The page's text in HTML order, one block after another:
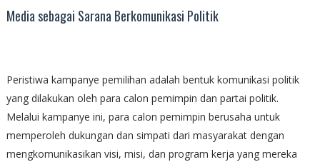
Media sebagai Sarana Berkomunikasi Politik
Peristiwa kampanye pemilihan adalah bentuk komunikasi politik
yang dilakukan oleh para calon pemimpin dan partai politik.
Melalui kampanye ini, para calon pemimpin berusaha untuk
memperoleh dukungan dan simpati dari masyarakat dengan
mengkomunikasikan visi, misi, dan program kerja yang mereka